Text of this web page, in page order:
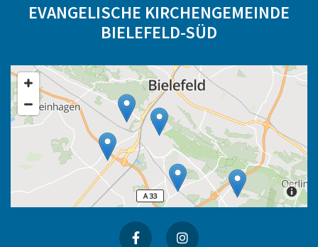
EVANGELISCHE KIRCHENGEMEINDE
BIELEFELD-SÜD